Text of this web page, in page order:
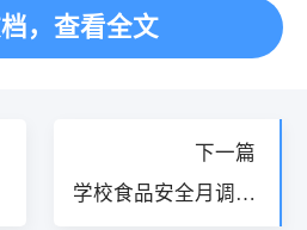
，查看全文
下一篇
学校食品安全月调度